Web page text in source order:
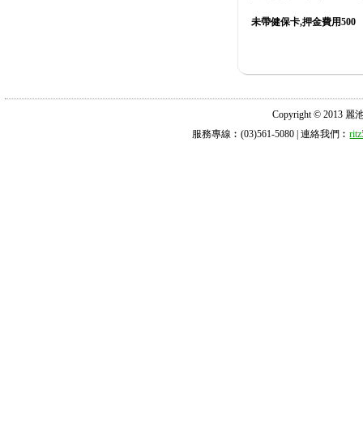
未帶健保卡,押金費用500
Copyright © 2013 麗
服務專線︰(03)561-5080 | 連絡我們︰